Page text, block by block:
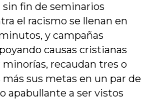
sin fin de seminarios
el racismo se llenan en
y campañas
causas cristianas
recaudan tres o
sus metas en un par de
apabullante a ser vistos